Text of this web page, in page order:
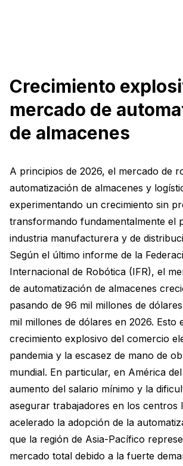
Crecimiento
mercado de
de almacenes
A principios de 2026, el mercado de
automatización de almacenes y
experimentando un crecimiento sin
transformando fundamentalmente el
industria manufacturera y de
Según el último informe de la
Internacional de Robótica (IFR), el
de automatización de almacenes
pasando de 96 mil millones de
mil millones de dólares en 2026. Esto
crecimiento explosivo del comercio
pandemia y la escasez de mano de
mundial. En particular, en América
aumento del salario mínimo y la
asegurar trabajadores en los centros
acelerado la adopción de la
que la región de Asia-Pacífico
mercado total debido a la fuerte